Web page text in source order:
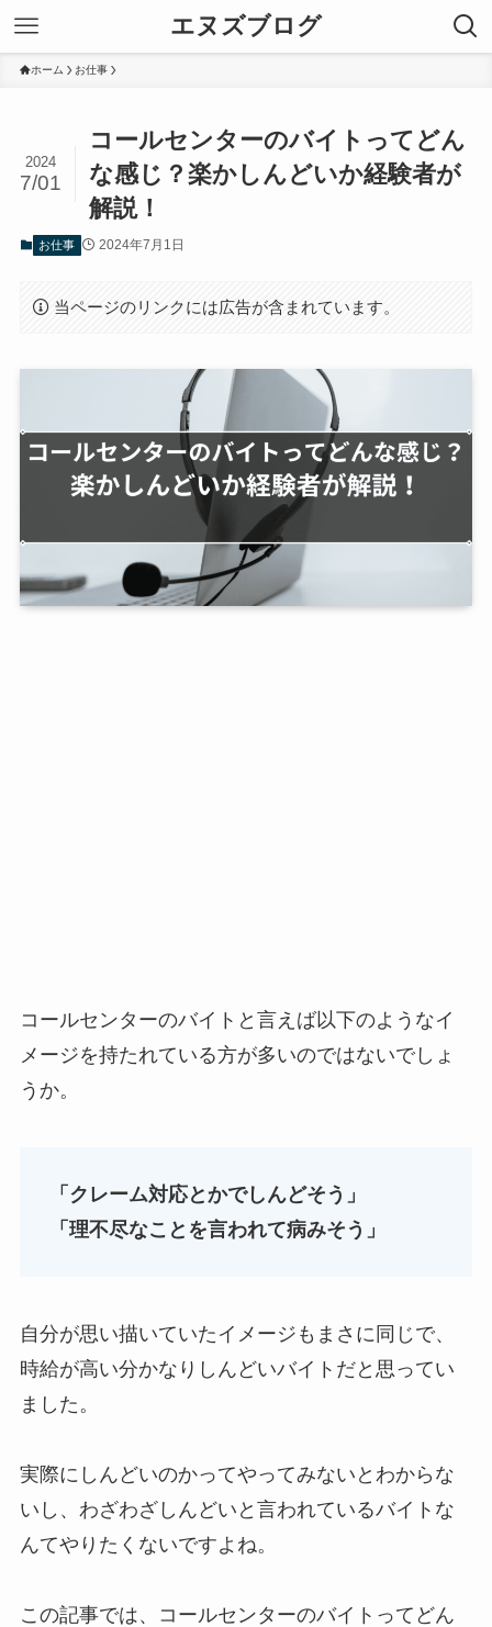
エヌズブログ
ホーム お仕事
コールセンターのバイトってどん
な感じ？楽かしんどいか経験者が
解説！
2024
7/01
お仕事 2024年7月1日
当ページのリンクには広告が含まれています。
コールセンターのバイトと言えば以下のようなイ
メージを持たれている方が多いのではないでしょ
うか。
「クレーム対応とかでしんどそう」
「理不尽なことを言われて病みそう」
自分が思い描いていたイメージもまさに同じで、
時給が高い分かなりしんどいバイトだと思ってい
ました。
実際にしんどいのかってやってみないとわからな
いし、わざわざしんどいと言われているバイトな
んてやりたくないですよね。
この記事では、コールセンターのバイトってどん